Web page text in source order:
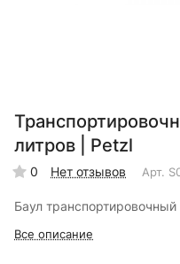
литров | Petzl
0 Нет отзывов Арт.
Баул
Все описание